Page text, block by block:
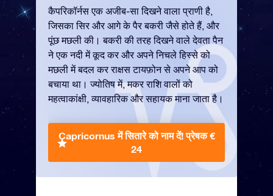
कैपरिकॉर्नस एक अजीब-सा दिखने वाला प्राणी है,
जिसका सिर और आगे के पैर बकरी जैसे होते हैं, और
पूंछ मछली की। बकरी की तरह दिखने वाले देवता पैन
ने एक नदी में कूद कर और अपने निचले हिस्से को
मछली में बदल कर राक्षस टायफ़ोन से अपने आप को
बचाया था। ज्योतिष में, मकर राशि वालों को
महत्वाकांक्षी, व्यावहारिक और सहायक माना जाता है।
Capricornus में सितारे को नाम दें!प्रेषक €
24